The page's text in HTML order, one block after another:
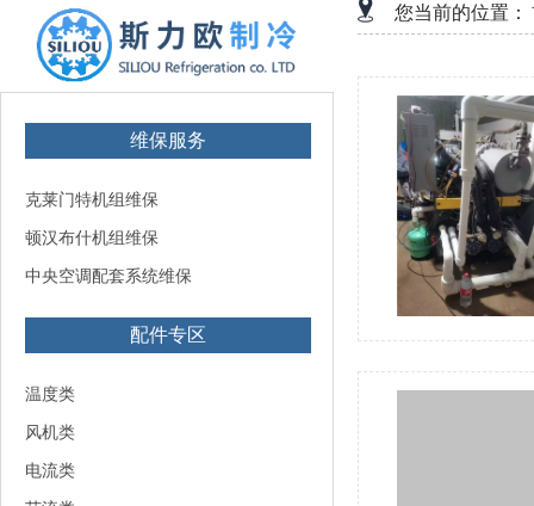
维保服务
克莱门特机组维保
顿汉布什机组维保
中央空调配套系统维保
配件专区
温度类
风机类
电流类
您当前的位置：